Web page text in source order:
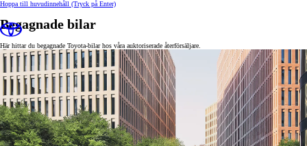
Hoppa till huvudinnehåll (Tryck på Enter)
Begagnade bilar
Här hittar du begagnade Toyota-bilar hos våra auktoriserade återförsäljare.